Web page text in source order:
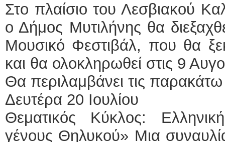
Στο πλαίσιο του Λεσβιακού
ο Δήμος Μυτιλήνης θα
Μουσικό Φεστιβάλ, που θα
και θα ολοκληρωθεί στις 9
Θα περιλαμβάνει τις
Δευτέρα 20 Ιουλίου
Θεματικός Κύκλος:
γένους Θηλυκού» Μια